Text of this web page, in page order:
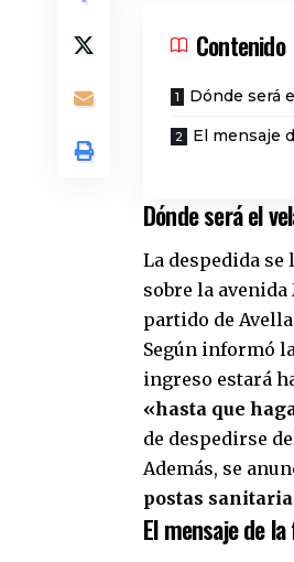
Contenido
Dónde será
El mensaje
Dónde será el
La despedida
sobre la
partido de
Según informó
ingreso estará
«hasta que
de despedirse
Además, se
postas
El mensaje de